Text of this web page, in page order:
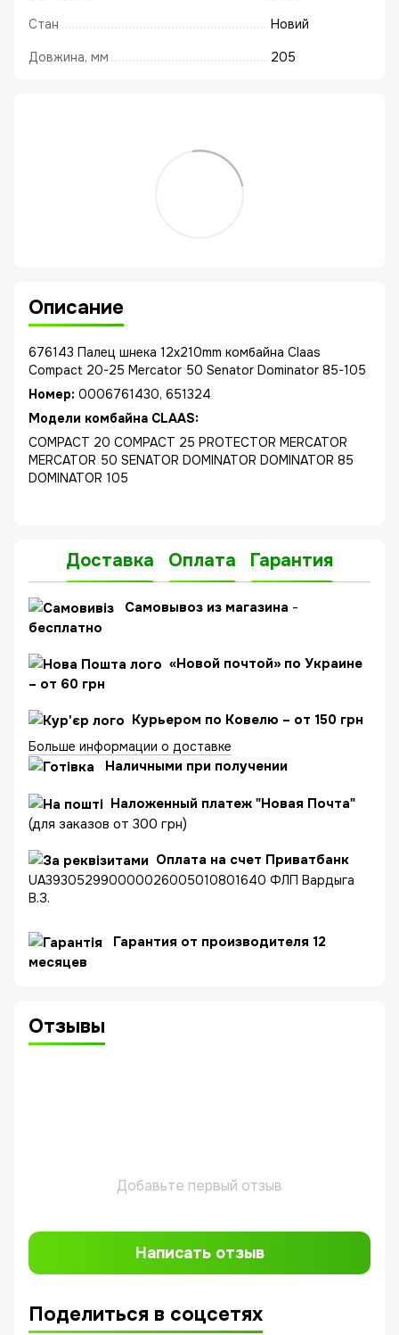
Стан Новий
Довжина, мм 205
Описание
676143 Палец шнека 12x210mm комбайна Claas
Compact 20-25 Mercator 50 Senator Dominator 85-105
Номер: 0006761430, 651324
Модели комбайна CLAAS:
COMPACT 20 COMPACT 25 PROTECTOR MERCATOR
MERCATOR 50 SENATOR DOMINATOR DOMINATOR 85
DOMINATOR 105
Доставка Оплата Гарантия
Cамовывоз из магазина -
бесплатно
«Новой почтой» по Украине
– от 60 грн
Курьером по Ковелю – от 150 грн
Больше информации о доставке
Наличными при получении
Наложенный платеж "Новая Почта"
(для заказов от 300 грн)
Оплата на счет Приватбанк
UA393052990000026005010801640 ФЛП Вардыга
В.З.
Гарантия от производителя 12
месяцев
Отзывы
Добавьте первый отзыв
Написать отзыв
Поделиться в соцсетях